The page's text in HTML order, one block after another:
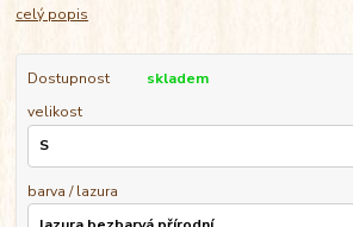
celý popis
Dostupnost
skladem
velikost
barva / lazura